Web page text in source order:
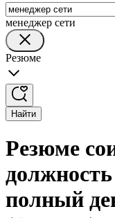
менеджер сети
Резюме
Найти
Резюме
полный